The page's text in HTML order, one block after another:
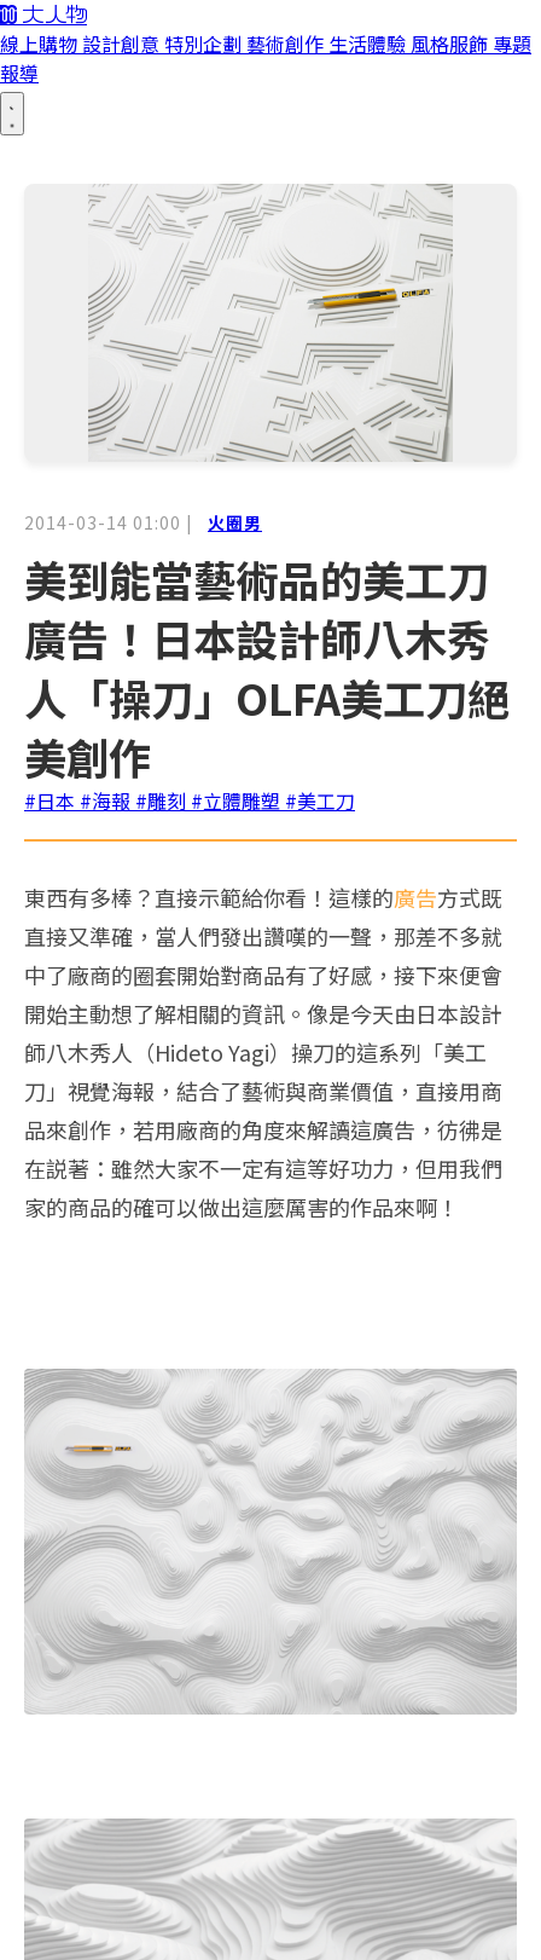
線上購物 設計創意 特別企劃 藝術創作 生活體驗 風格服飾 專題
報導
2014-03-14 01:00 | 火圈男
美到能當藝術品的美工刀
廣告！日本設計師八木秀
人「操刀」OLFA美工刀絕
美創作
#日本 #海報 #雕刻 #立體雕塑 #美工刀
東西有多棒？直接示範給你看！這樣的廣告方式既
直接又準確，當人們發出讚嘆的一聲，那差不多就
中了廠商的圈套開始對商品有了好感，接下來便會
開始主動想了解相關的資訊。像是今天由日本設計
師八木秀人（Hideto Yagi）操刀的這系列「美工
刀」視覺海報，結合了藝術與商業價值，直接用商
品來創作，若用廠商的角度來解讀這廣告，彷彿是
在説著：雖然大家不一定有這等好功力，但用我們
家的商品的確可以做出這麼厲害的作品來啊！